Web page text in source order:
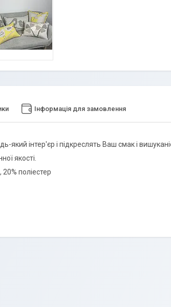
Інформація для замовлення
який інтер'єр і підкреслять Ваш смак і
якості.
поліестер